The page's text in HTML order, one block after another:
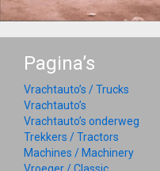
Pagina’s
Vrachtauto’s / Trucks
Vrachtauto’s
Vrachtauto’s onderweg
Trekkers / Tractors
Machines / Machinery